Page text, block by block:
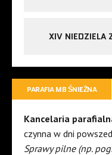
XIV NIEDZIELA
PARAFIA MB ŚNIEŻNA
Kancelaria
czynna w dni
Sprawy pilne (np.